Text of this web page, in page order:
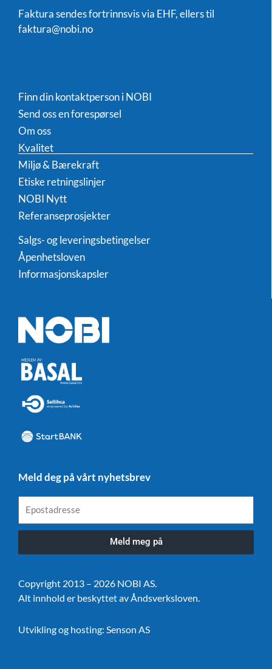
Faktura sendes fortrinnsvis via EHF, ellers til
faktura@nobi.no
Finn din kontaktperson i NOBI
Send oss en forespørsel
Om oss
Kvalitet
Miljø & Bærekraft
Etiske retningslinjer
NOBI Nytt
Referanseprosjekter
Salgs- og leveringsbetingelser
Åpenhetsloven
Informasjonskapsler
Meld deg på vårt nyhetsbrev
Epostadresse
Meld meg på
Copyright 2013 – 2026 NOBI AS.
Alt innhold er beskyttet av Åndsverksloven.
Utvikling og hosting: Senson AS